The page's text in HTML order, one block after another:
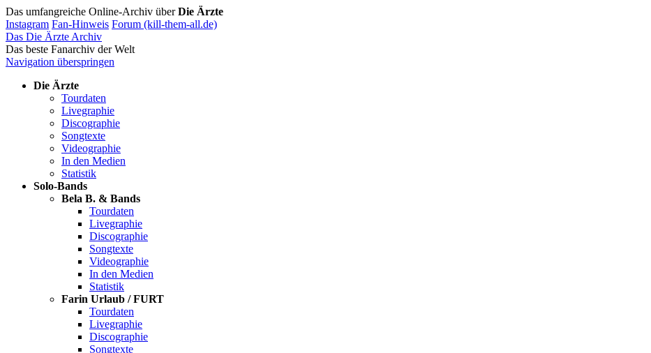
Das umfangreiche Online-Archiv überDie Ärzte
Instagram Fan-Hinweis Forum (kill-them-all.de)
Das Die Ärzte Archiv
Das beste Fanarchiv der Welt
Navigation überspringen
Die Ärzte
Tourdaten
Livegraphie
Discographie
Songtexte
Videographie
In den Medien
Statistik
Solo-Bands
Bela B. & Bands
Tourdaten
Livegraphie
Discographie
Songtexte
Videographie
In den Medien
Statistik
Farin Urlaub / FURT
Tourdaten
Livegraphie
Discographie
Songtexte